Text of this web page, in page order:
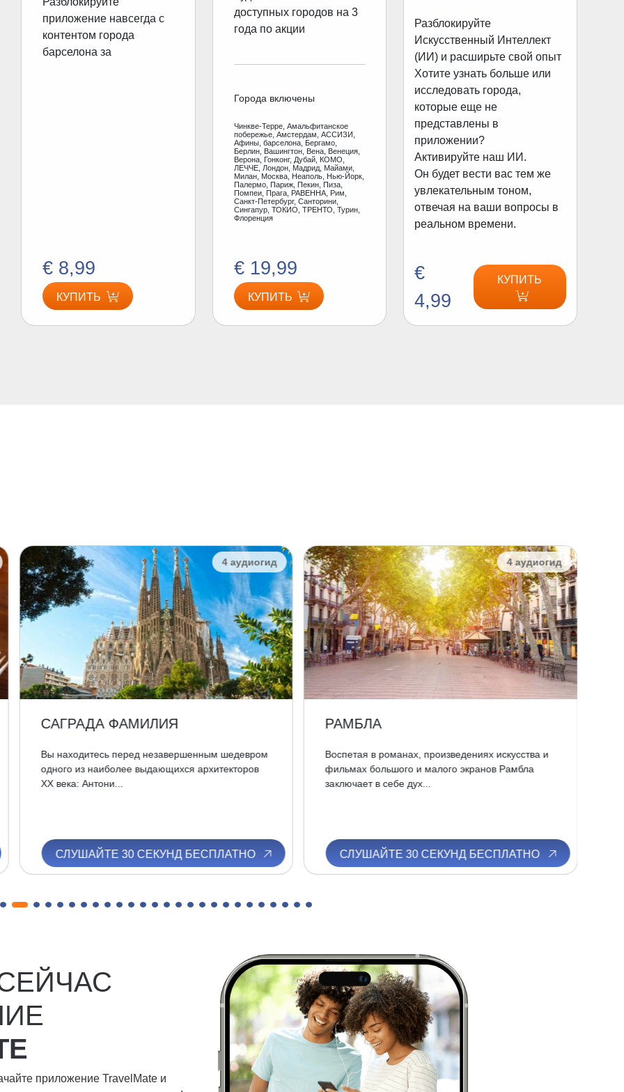
приложение навсегда с
контентом города
барселона за
€ 8,99
КУПИТЬ
доступных городов на 3
года по акции
Города включены
Чинкве-Терре, Амальфитанское
побережье, Амстердам, АССИЗИ,
Афины, барселона, Бергамо,
Берлин, Вашингтон, Вена, Венеция,
Верона, Гонконг, Дубай, КОМО,
ЛЕЧЧЕ, Лондон, Мадрид, Майами,
Милан, Москва, Неаполь, Нью-Йорк,
Палермо, Париж, Пекин, Пиза,
Помпеи, Прага, РАВЕННА, Рим,
Санкт-Петербург, Санторини,
Сингапур, ТОКИО, ТРЕНТО, Турин,
Флоренция
€ 19,99
КУПИТЬ
Разблокируйте
Искусственный Интеллект
(ИИ) и расширьте свой опыт
Хотите узнать больше или
исследовать города,
которые еще не
представлены в
приложении?
Активируйте наш ИИ.
Он будет вести вас тем же
увлекательным тоном,
отвечая на ваши вопросы в
реальном времени.
€
4,99
КУПИТЬ
4 аудиогид
САГРАДА ФАМИЛИЯ
Вы находитесь перед незавершенным шедевром
одного из наиболее выдающихся архитекторов
ХХ века: Антони...
СЛУШАЙТЕ 30 СЕКУНД БЕСПЛАТНО
4 аудиогид
РАМБЛА
Воспетая в романах, произведениях искусства и
фильмах большого и малого экранов Рамбла
заключает в себе дух...
СЛУШАЙТЕ 30 СЕКУНД БЕСПЛАТНО
приложение TravelMate и